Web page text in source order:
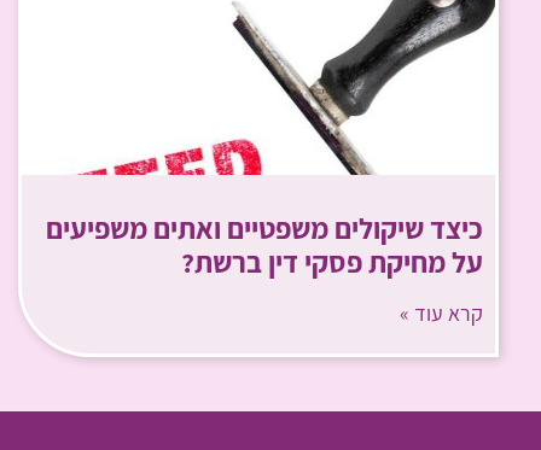
כיצד שיקולים משפטיים ואתים משפיעים
על מחיקת פסקי דין ברשת?
קרא עוד »